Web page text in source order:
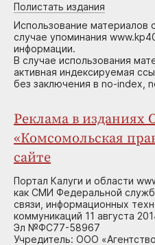
Полистать издания
Использование материалов
случае упоминания
информации.
В случае использования
активная индексируемая
без заключения в no-index,
Реклама в изданиях
«Комсомольская
сайте
Портал Калуги и области
как СМИ Федеральной
связи, информационных
коммуникаций 11 августа
Эл №ФС77-58967
Учредитель: ООО